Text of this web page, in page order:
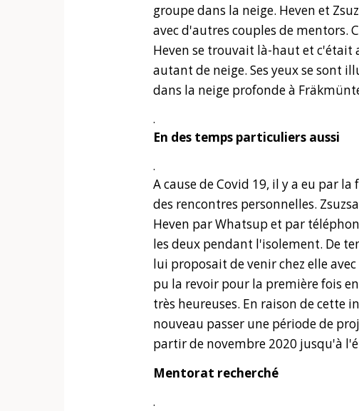
groupe dans la neige. Heven et
avec d'autres couples de mentors.
Heven se trouvait là-haut et c'était
autant de neige. Ses yeux se sont
dans la neige profonde à
.
En des temps particuliers aussi
.
A cause de Covid 19, il y a eu par
des rencontres personnelles.
Heven par Whatsup et par
les deux pendant l'isolement. De
lui proposait de venir chez elle
pu la revoir pour la première fois
très heureuses. En raison de cette
nouveau passer une période de
partir de novembre 2020 jusqu'à
Mentorat recherché
.